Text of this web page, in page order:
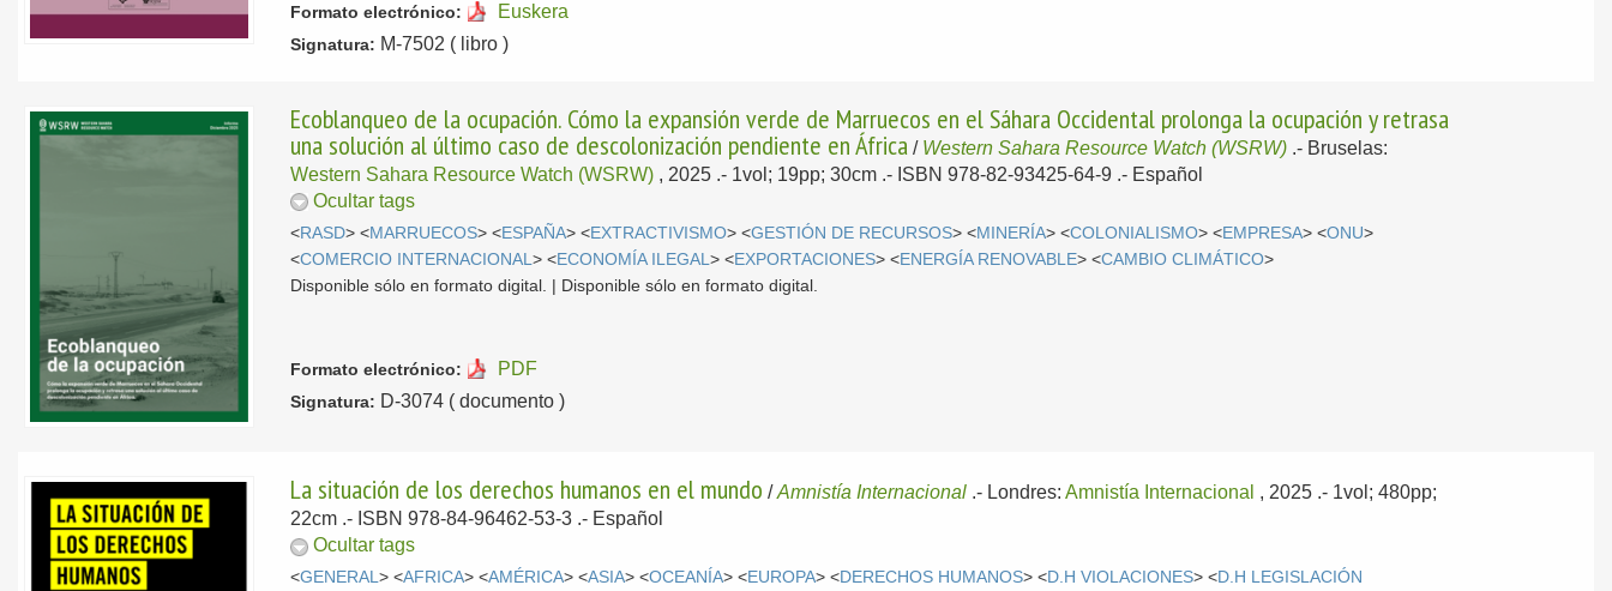
Formato electrónico: Euskera
Signatura: M-7502 ( libro )
Ecoblanqueo de la ocupación. Cómo la expansión verde de Marruecos en el Sáhara Occidental prolonga la ocupación y retrasa
una solución al último caso de descolonización pendiente en África / Western Sahara Resource Watch (WSRW) .- Bruselas:
Western Sahara Resource Watch (WSRW) , 2025 .- 1vol; 19pp; 30cm .- ISBN 978-82-93425-64-9 .- Español
Ocultar tags
<RASD> <MARRUECOS> <ESPAÑA> <EXTRACTIVISMO> <GESTIÓN DE RECURSOS> <MINERÍA> <COLONIALISMO> <EMPRESA> <ONU>
<COMERCIO INTERNACIONAL> <ECONOMÍA ILEGAL> <EXPORTACIONES> <ENERGÍA RENOVABLE> <CAMBIO CLIMÁTICO>
Disponible sólo en formato digital. | Disponible sólo en formato digital.
Formato electrónico: PDF
Signatura: D-3074 ( documento )
La situación de los derechos humanos en el mundo /Amnistía Internacional .- Londres:Amnistía Internacional , 2025 .- 1vol; 480pp;
22cm .- ISBN 978-84-96462-53-3 .- Español
Ocultar tags
<GENERAL> <AFRICA> <AMÉRICA> <ASIA> <OCEANÍA> <EUROPA> <DERECHOS HUMANOS> <D.H VIOLACIONES> <D.H LEGISLACIÓN